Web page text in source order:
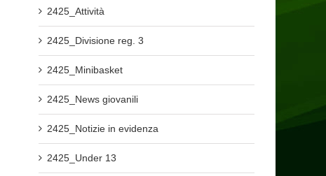
2425_Attività
2425_Divisione reg. 3
2425_Minibasket
2425_News giovanili
2425_Notizie in evidenza
2425_Under 13